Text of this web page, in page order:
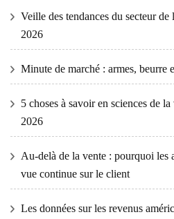
Veille des tendances du secteur
2026
Minute de marché : armes, beurre
5 choses à savoir en sciences de
2026
Au-delà de la vente : pourquoi les
vue continue sur le client
Les données sur les revenus